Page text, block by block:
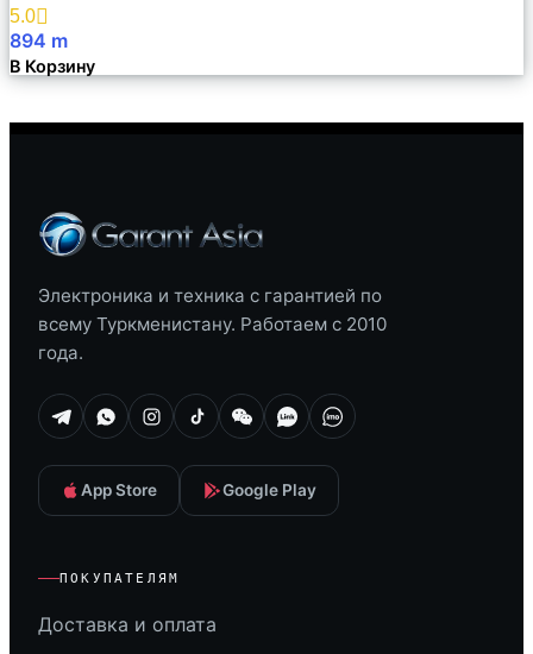
5.0
894 m
В Корзину
Электроника и техника с гарантией по
всему Туркменистану. Работаем с 2010
года.
App Store Google Play
ПОКУПАТЕЛЯМ
Доставка и оплата